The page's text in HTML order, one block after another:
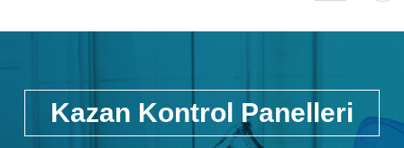
Kazan Kontrol Panelleri